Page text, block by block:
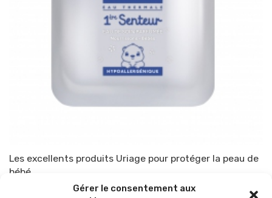
Gérer le consentement aux
Les excellents produits Uriage pour protéger la peau de
bébé
TOP-PARENTS 15 juillet 2016